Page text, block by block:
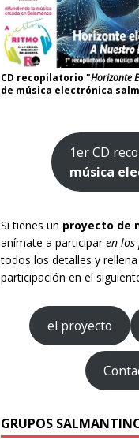
CD recopilatorio "Horizonte
de música electrónica
1er CD
música
Si tienes un proyecto de
anímate a participaren los
todos los detalles y
participación en el
el proyecto
GRUPOS